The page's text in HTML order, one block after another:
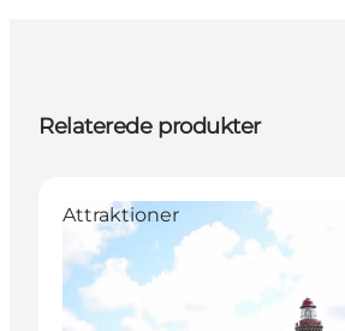
Relaterede produkter
Attraktioner